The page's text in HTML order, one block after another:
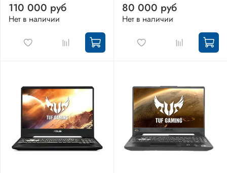
110 000 руб
Нет в наличии
80 000 руб
Нет в наличии